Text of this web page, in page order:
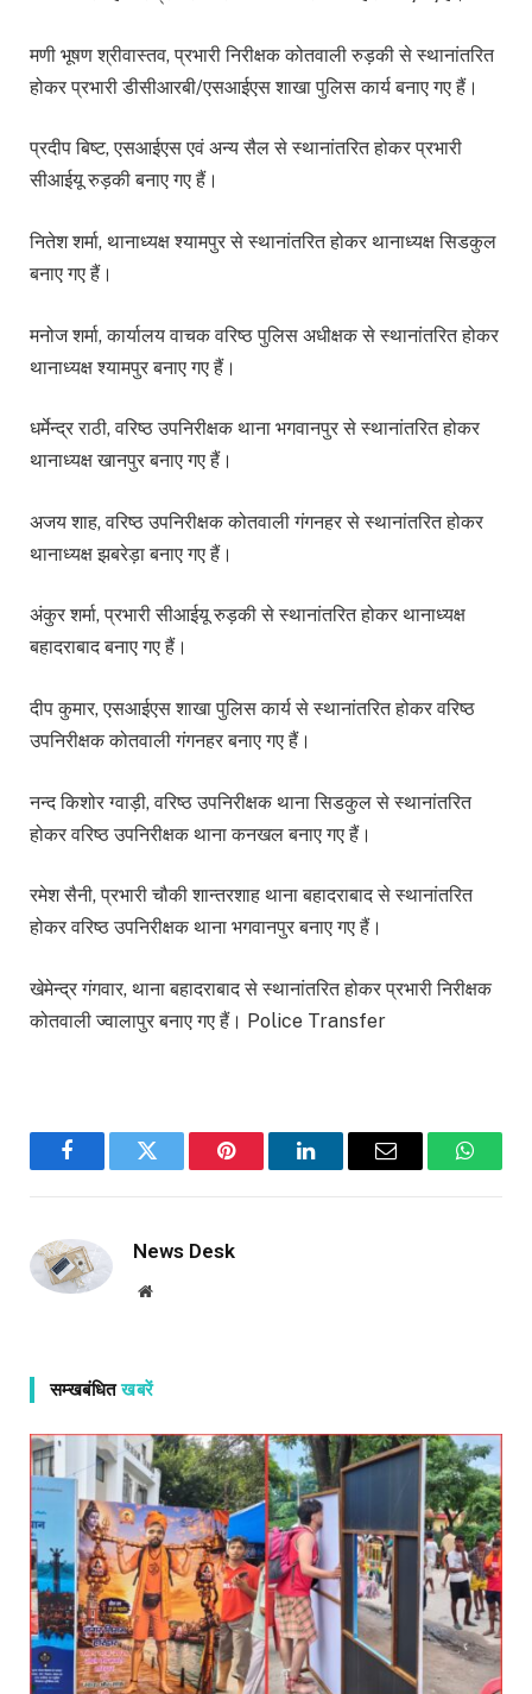
मणी भूषण श्रीवास्तव, प्रभारी निरीक्षक कोतवाली रुड़की से स्थानांतरित
होकर प्रभारी डीसीआरबी/एसआईएस शाखा पुलिस कार्य बनाए गए हैं।
प्रदीप बिष्ट, एसआईएस एवं अन्य सैल से स्थानांतरित होकर प्रभारी
सीआईयू रुड़की बनाए गए हैं।
नितेश शर्मा, थानाध्यक्ष श्यामपुर से स्थानांतरित होकर थानाध्यक्ष सिडकुल
बनाए गए हैं।
मनोज शर्मा, कार्यालय वाचक वरिष्ठ पुलिस अधीक्षक से स्थानांतरित होकर
थानाध्यक्ष श्यामपुर बनाए गए हैं।
धर्मेन्द्र राठी, वरिष्ठ उपनिरीक्षक थाना भगवानपुर से स्थानांतरित होकर
थानाध्यक्ष खानपुर बनाए गए हैं।
अजय शाह, वरिष्ठ उपनिरीक्षक कोतवाली गंगनहर से स्थानांतरित होकर
थानाध्यक्ष झबरेड़ा बनाए गए हैं।
अंकुर शर्मा, प्रभारी सीआईयू रुड़की से स्थानांतरित होकर थानाध्यक्ष
बहादराबाद बनाए गए हैं।
दीप कुमार, एसआईएस शाखा पुलिस कार्य से स्थानांतरित होकर वरिष्ठ
उपनिरीक्षक कोतवाली गंगनहर बनाए गए हैं।
नन्द किशोर ग्वाड़ी, वरिष्ठ उपनिरीक्षक थाना सिडकुल से स्थानांतरित
होकर वरिष्ठ उपनिरीक्षक थाना कनखल बनाए गए हैं।
रमेश सैनी, प्रभारी चौकी शान्तरशाह थाना बहादराबाद से स्थानांतरित
होकर वरिष्ठ उपनिरीक्षक थाना भगवानपुर बनाए गए हैं।
खेमेन्द्र गंगवार, थाना बहादराबाद से स्थानांतरित होकर प्रभारी निरीक्षक
कोतवाली ज्वालापुर बनाए गए हैं। Police Transfer
FacebookTwitter Pinterest LinkedInEmail
News Desk
Website
सम्खबंधितखबरें